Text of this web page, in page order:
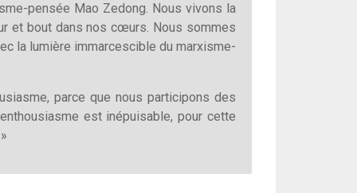
pensée Mao Zedong. Nous vivons la
et bout dans nos cœurs. Nous sommes
la lumière immarcescible du marxisme-
parce que nous participons des
est inépuisable, pour cette